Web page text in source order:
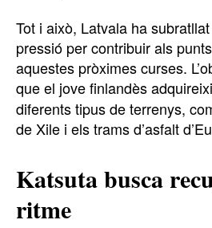
Tot i això, Latvala ha
pressió per contribuir als
aquestes pròximes curses.
que el jove finlandès adquireixi
diferents tipus de terrenys,
de Xile i els trams d’asfalt
Katsuta busca
ritme